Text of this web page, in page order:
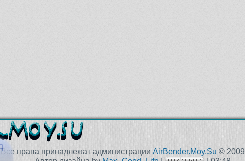
Все права принадлежат администрации AirBender.Moy.Su ©